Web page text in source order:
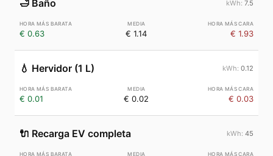
🛁 Baño 7.5
€ 0.63 € 1.14 € 1.93
💧 Hervidor (1 L) 0.12
€ 0.01 € 0.02 € 0.03
🔌 Recarga EV completa 45